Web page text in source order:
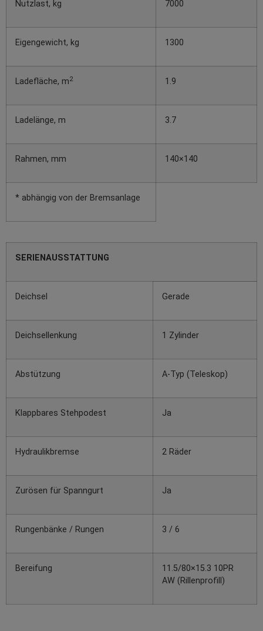
Nutzlast, kg 7000
Eigengewicht, kg 1300
Ladefläche, m2 1.9
Ladelänge, m 3.7
Rahmen, mm 140×140
* abhängig von der Bremsanlage
SERIENAUSSTATTUNG
Deichsel Gerade
Deichsellenkung 1 Zylinder
Abstützung A-Typ (Teleskop)
Klappbares Stehpodest Ja
Hydraulikbremse 2 Räder
Zurösen für Spanngurt Ja
Rungenbänke / Rungen 3 / 6
Bereifung
11.5/80×15.3 10PR
AW (Rillenprofill)